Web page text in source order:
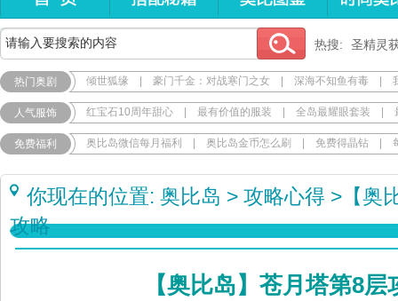
热搜: 圣精灵
热门奥剧 倾世狐缘 豪门千金：对战寒门之女 深海不知鱼有毒
人气服饰 红宝石10周年甜心 最有价值的服装 全岛最耀眼套装
免费福利 奥比岛微信每月福利 奥比岛金币怎么刷 免费得晶钻
你现在的位置: 奥比岛 > 攻略心得 > 【奥
攻略
【奥比岛】苍月塔第8层